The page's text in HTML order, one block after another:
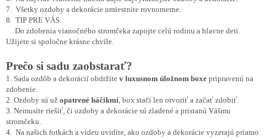
7. Všetky ozdoby a dekorácie umiestnite rovnomerne.
8. TIP PRE VÁS:
Do zdobenia vianočného stromčeka zapojte celú rodinu a hlavne deti.
Užijete si spoločne krásne chvíle.
Prečo si sadu zaobstarať?
1. Sada ozdôb a dekorácií obdržíte v luxusnom úložnom boxe pripravenú na
zdobenie.
2. Ozdoby sú už opatrené háčikmi , box stačí len otvoriť a začať zdobiť.
3. Nemusíte riešiť, či ozdoby a dekorácie sú zladené a pristanú Vášmu
stromčeku.
4. Na našich fotkách a videu uvidíte, ako ozdoby a dekorácie vyzerajú priamo